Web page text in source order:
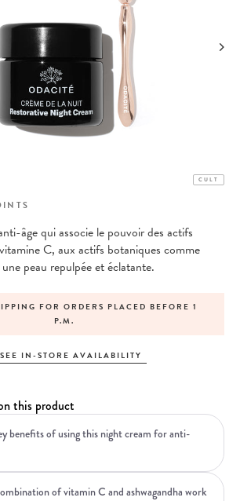
CULT
âge qui associe le pouvoir des actifs
C, aux actifs botaniques comme
peau repulpée et éclatante.
FOR ORDERS PLACED BEFORE 1
P.M.
SEE IN-STORE AVAILABILITY
this product
benefits of using this night cream for anti-
of vitamin C and ashwagandha work